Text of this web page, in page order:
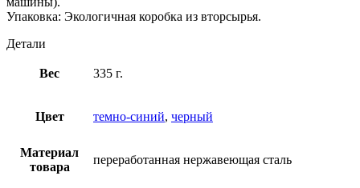
Упаковка: Экологичная коробка из вторсырья.
Детали
Вес 335 г.
Цвет темно-синий, черный
Материал
товара
переработанная нержавеющая сталь